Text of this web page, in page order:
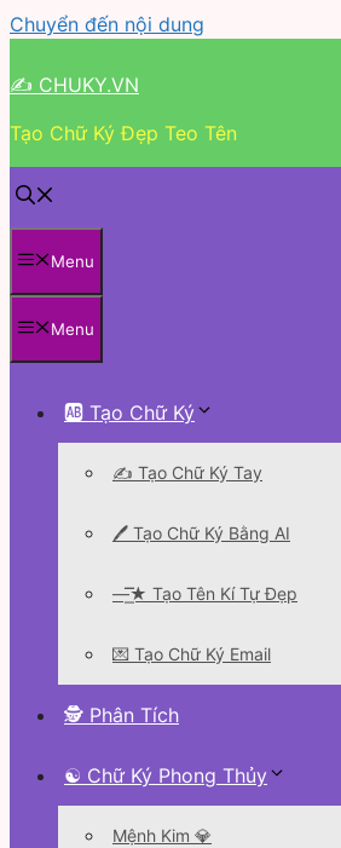
Chuyển đến nội dung
✍ CHUKY.VN
Tạo Chữ Ký Đẹp Teo Tên
Menu
Menu
🆎 Tạo Chữ Ký
✍️ Tạo Chữ Ký Tay
🖊 Tạo Chữ Ký Bằng AI
—͟͞͞★ Tạo Tên Kí Tự Đẹp
💌 Tạo Chữ Ký Email
🕵 Phân Tích
☯ Chữ Ký Phong Thủy
Mệnh Kim 💎